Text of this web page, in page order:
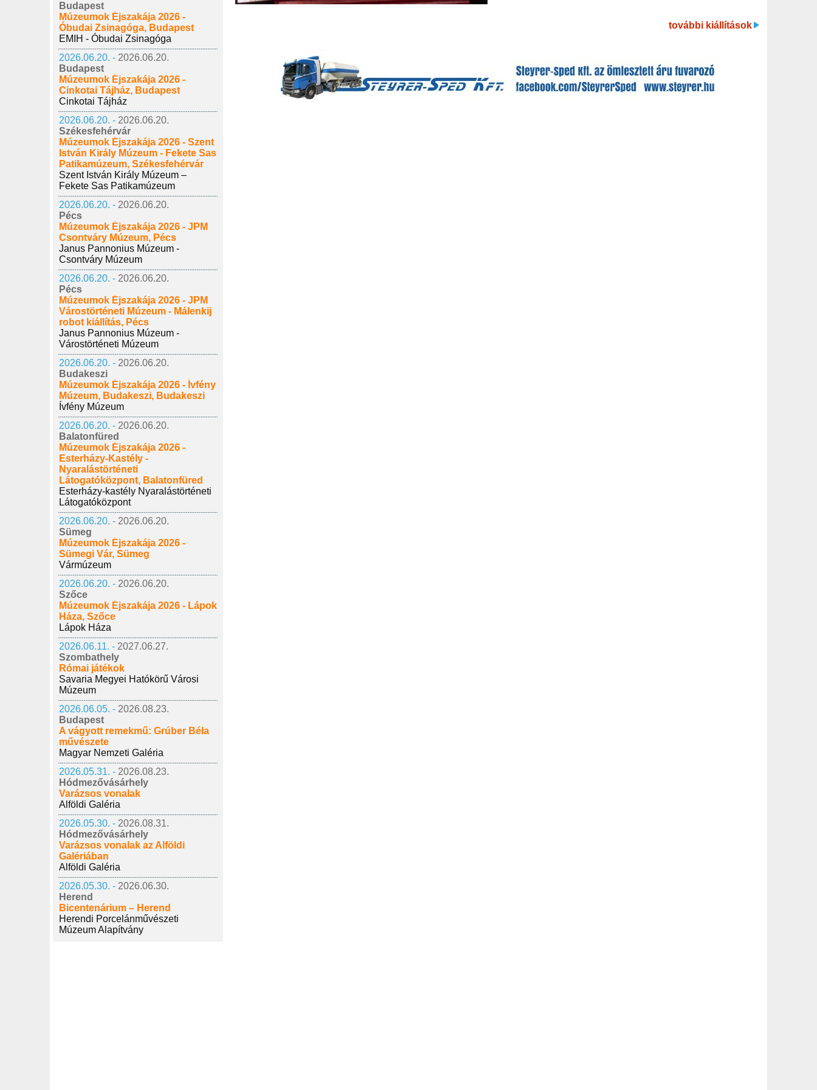
Budapest
Múzeumok Éjszakája 2026 -
Óbudai Zsinagóga, Budapest
EMIH - Óbudai Zsinagóga
2026.06.20. - 2026.06.20.
Budapest
Múzeumok Éjszakája 2026 -
Cinkotai Tájház, Budapest
Cinkotai Tájház
2026.06.20. - 2026.06.20.
Székesfehérvár
Múzeumok Éjszakája 2026 - Szent
István Király Múzeum - Fekete Sas
Patikamúzeum, Székesfehérvár
Szent István Király Múzeum –
Fekete Sas Patikamúzeum
2026.06.20. - 2026.06.20.
Pécs
Múzeumok Éjszakája 2026 - JPM
Csontváry Múzeum, Pécs
Janus Pannonius Múzeum -
Csontváry Múzeum
2026.06.20. - 2026.06.20.
Pécs
Múzeumok Éjszakája 2026 - JPM
Várostörténeti Múzeum - Málenkij
robot kiállítás, Pécs
Janus Pannonius Múzeum -
Várostörténeti Múzeum
2026.06.20. - 2026.06.20.
Budakeszi
Múzeumok Éjszakája 2026 - Ívfény
Múzeum, Budakeszi, Budakeszi
Ívfény Múzeum
2026.06.20. - 2026.06.20.
Balatonfüred
Múzeumok Éjszakája 2026 -
Esterházy-Kastély -
Nyaralástörténeti
Látogatóközpont, Balatonfüred
Esterházy-kastély Nyaralástörténeti
Látogatóközpont
2026.06.20. - 2026.06.20.
Sümeg
Múzeumok Éjszakája 2026 -
Sümegi Vár, Sümeg
Vármúzeum
2026.06.20. - 2026.06.20.
Szőce
Múzeumok Éjszakája 2026 - Lápok
Háza, Szőce
Lápok Háza
2026.06.11. - 2027.06.27.
Szombathely
Római játékok
Savaria Megyei Hatókörű Városi
Múzeum
2026.06.05. - 2026.08.23.
Budapest
A vágyott remekmű: Grúber Béla
művészete
Magyar Nemzeti Galéria
2026.05.31. - 2026.08.23.
Hódmezővásárhely
Varázsos vonalak
Alföldi Galéria
2026.05.30. - 2026.08.31.
Hódmezővásárhely
Varázsos vonalak az Alföldi
Galériában
Alföldi Galéria
2026.05.30. - 2026.06.30.
Herend
Bicentenárium – Herend
Herendi Porcelánművészeti
Múzeum Alapítvány
további kiállítások